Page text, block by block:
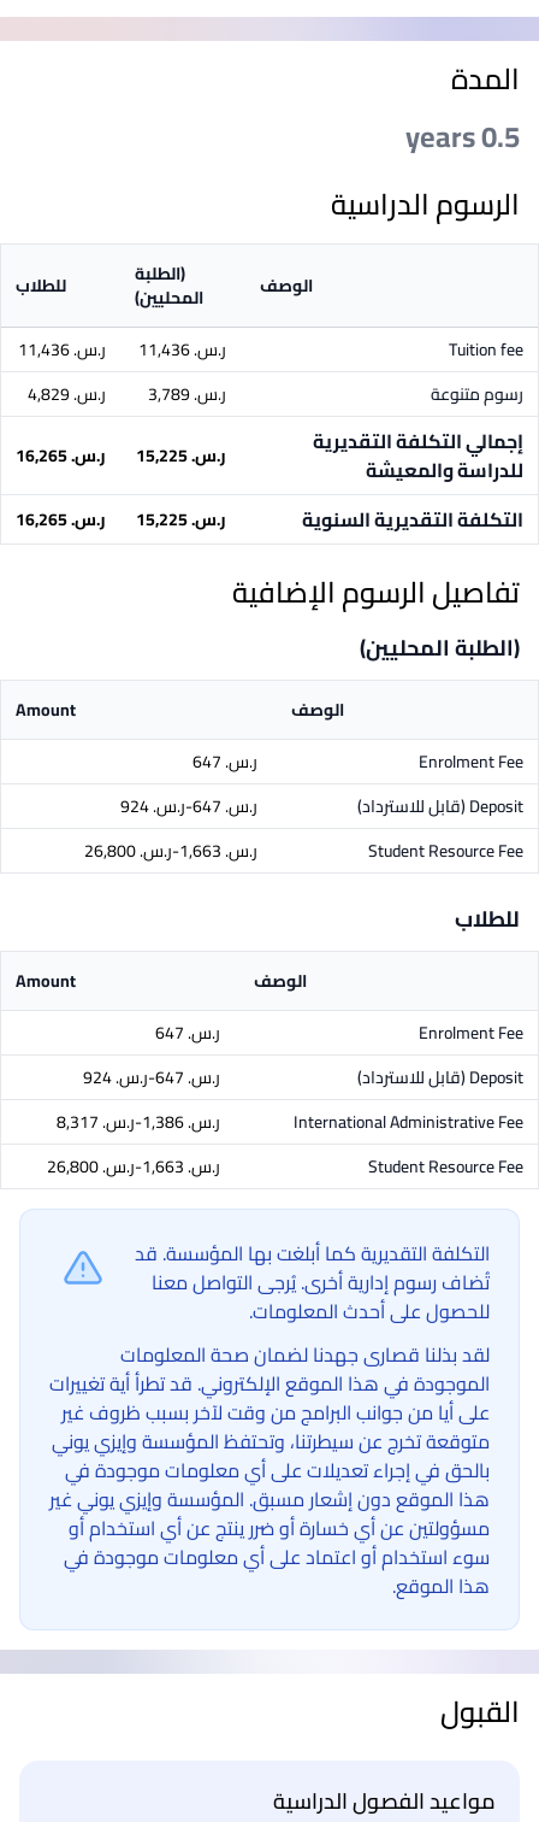
المدة
0.5 years
الرسوم الدراسية
الوصف (الطلبة
المحليين) للطلاب
Tuition fee ر.س.‏ 11,436
ر.س.‏ 11,436
رسوم متنوعة
ر.س.‏ 3,789 ر.س.‏ 4,829
إجمالي التكلفة التقديرية
للدراسة والمعيشة
ر.س.‏ 15,225 ر.س.‏ 16,265
التكلفة التقديرية السنوية ر.س.‏ 15,225 ر.س.‏ 16,265
تفاصيل الرسوم الإضافية
(الطلبة المحليين)
الوصف
Amount
Enrolment Fee
ر.س.‏ 647
Deposit(قابل للاسترداد)
ر.س.‏ 647-ر.س.‏ 924
Student Resource Fee
ر.س.‏ 1,663-ر.س.‏ 26,800
للطلاب
الوصف
Amount
Enrolment Fee
ر.س.‏ 647
Deposit(قابل للاسترداد)
ر.س.‏ 647-ر.س.‏ 924
International Administrative Fee
ر.س.‏ 1,386-ر.س.‏ 8,317
Student Resource Fee
ر.س.‏ 1,663-ر.س.‏ 26,800
التكلفة التقديرية كما أبلغت بها المؤسسة. قد
تُضاف رسوم إدارية أخرى. يُرجى التواصل معنا
للحصول على أحدث المعلومات.
لقد بذلنا قصارى جهدنا لضمان صحة المعلومات
الموجودة في هذا الموقع الإلكتروني. قد تطرأ أية تغييرات
على أيا من جوانب البرامج من وقت لآخر بسبب ظروف غير
متوقعة تخرج عن سيطرتنا، وتحتفظ المؤسسة وإيزي يوني
بالحق في إجراء تعديلات على أي معلومات موجودة في
هذا الموقع دون إشعار مسبق. المؤسسة وإيزي يوني غير
مسؤولتين عن أي خسارة أو ضرر ينتج عن أي استخدام أو
سوء استخدام أو اعتماد على أي معلومات موجودة في
هذا الموقع.
القبول
مواعيد الفصول الدراسية